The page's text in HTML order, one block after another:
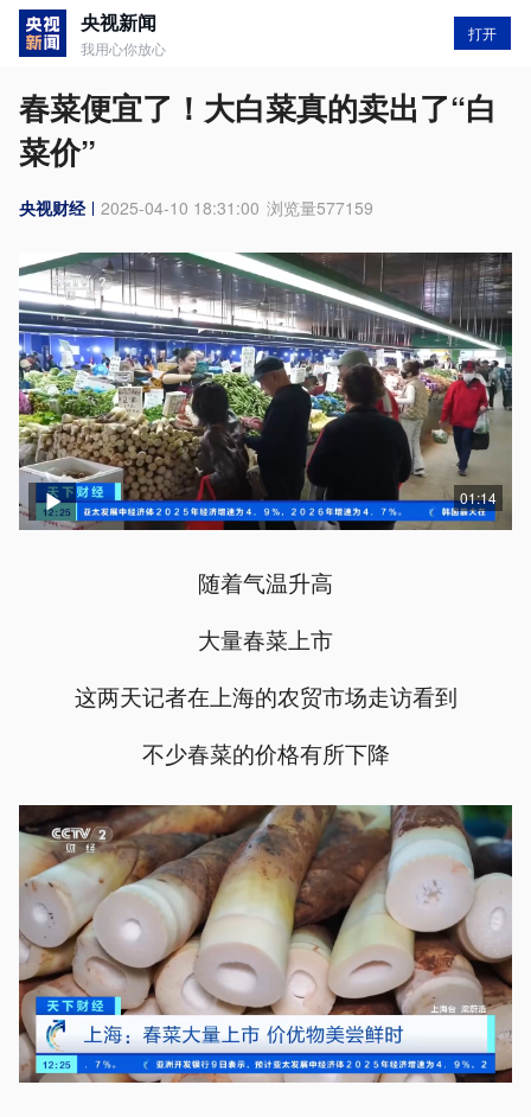
央视新闻
我用心你放心
打开
春菜便宜了！大白菜真的卖出了“白
菜价”
央视财经 2025-04-10 18:31:00 浏览量577159
01:14
随着气温升高
大量春菜上市
这两天记者在上海的农贸市场走访看到
不少春菜的价格有所下降